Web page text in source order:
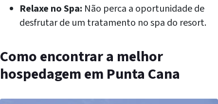
Relaxe no Spa: Não perca a oportunidade de
desfrutar de um tratamento no spa do resort.
Como encontrar a melhor
hospedagem em Punta Cana